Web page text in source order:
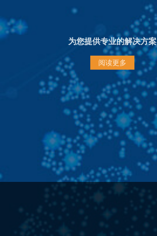
为您提供专业的解决方案
阅读更多